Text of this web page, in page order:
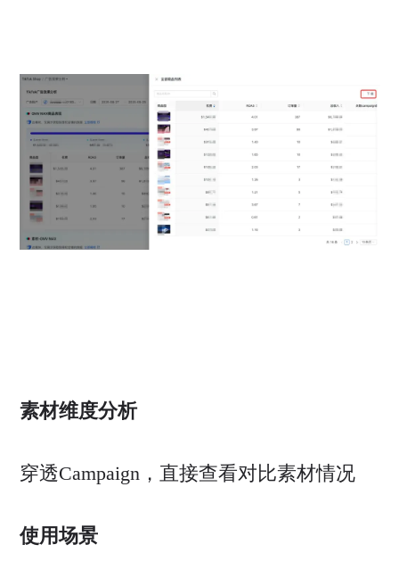
素材维度分析
穿透Campaign，直接查看对比素材情况
使用场景